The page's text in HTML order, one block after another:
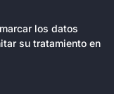
los datos
su tratamiento en